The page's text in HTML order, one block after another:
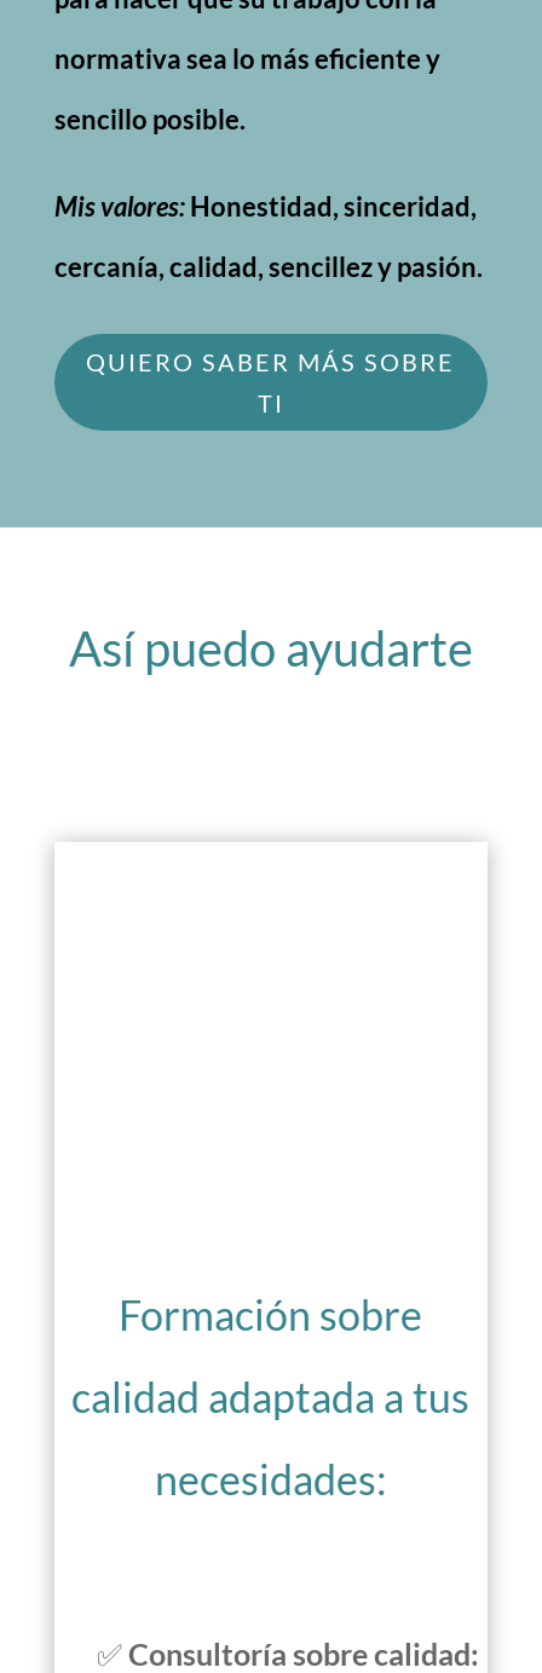
normativa sea lo más eficiente y
sencillo posible.
Mis valores:Honestidad, sinceridad,
cercanía, calidad, sencillez y pasión.
QUIERO SABER MÁS SOBRE
TI
Así puedo ayudarte
Formación sobre
calidad adaptada a tus
necesidades:
✅Consultoría sobre calidad: